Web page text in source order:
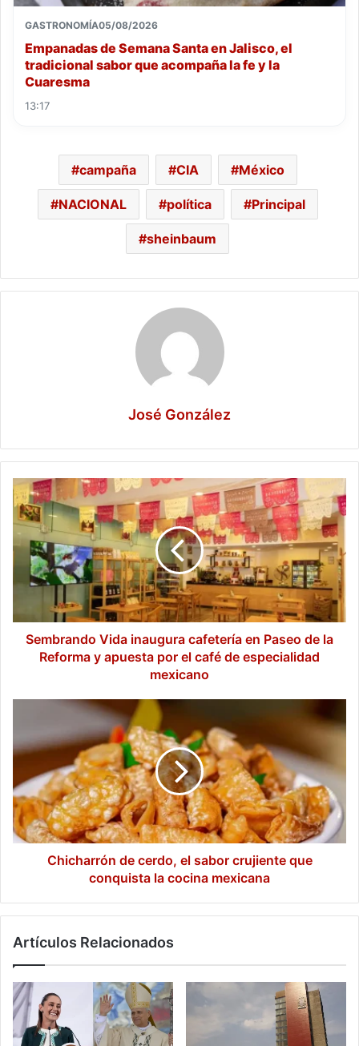
GASTRONOMÍA05/08/2026
Empanadas de Semana Santa en Jalisco, el
tradicional sabor que acompaña la fe y la
Cuaresma
13:17
campaña CIA México
NACIONAL política Principal
sheinbaum
José González
Sembrando
Vida
inaugura
cafetería
en
Paseo
de
Reforma
apuesta
especialidad
mexicano
Sembrando Vida inaugura cafetería en Paseo de la
Reforma y apuesta por el café de especialidad
mexicano
Chicharrón
cerdo,
el
sabor
crujiente
que
conquista
la
Chicharrón de cerdo, el sabor crujiente que
conquista la cocina mexicana
Artículos Relacionados